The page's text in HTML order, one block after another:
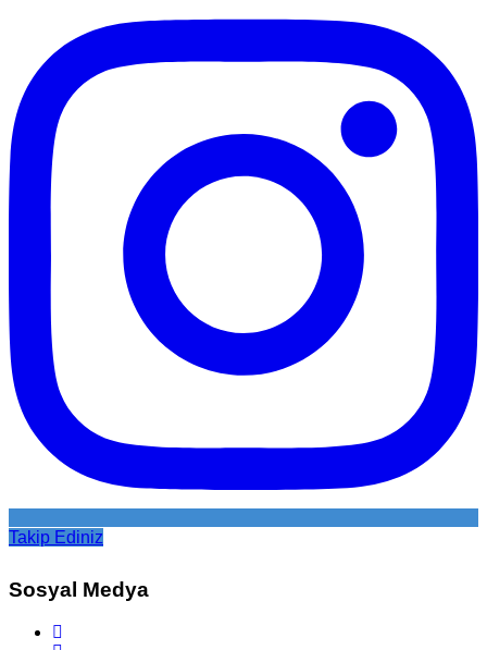
Takip Ediniz
Sosyal Medya